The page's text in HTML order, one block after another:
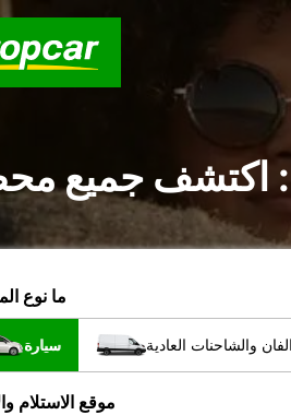
اكتشف جميع
ما نوع
سيارة والشاحنات العادية
موقع الاستلام